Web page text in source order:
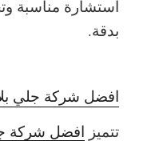
استشارة مناسبة
بدقة.
افضل شركة جلي
تتميز افضل شركة